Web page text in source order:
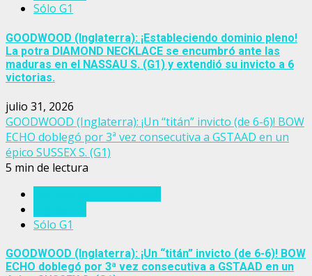
Sólo G1
GOODWOOD (Inglaterra): ¡Estableciendo dominio pleno!
La potra DIAMOND NECKLACE se encumbró ante las
maduras en el NASSAU S. (G1) y extendió su invicto a 6
victorias.
julio 31, 2026
GOODWOOD (Inglaterra): ¡Un “titán” invicto (de 6-6)! BOW
ECHO doblegó por 3ª vez consecutiva a GSTAAD en un
épico SUSSEX S. (G1)
5 min de lectura
Sólo G1
GOODWOOD (Inglaterra): ¡Un “titán” invicto (de 6-6)! BOW
ECHO doblegó por 3ª vez consecutiva a GSTAAD en un